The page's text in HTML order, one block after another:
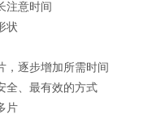
注意时间
状
，逐步增加所需时间
全、最有效的方式
片